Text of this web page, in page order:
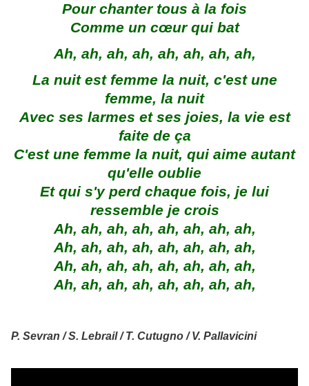
Pour chanter tous à la fois
Comme un cœur qui bat
Ah, ah, ah, ah, ah, ah, ah, ah,
La nuit est femme la nuit, c'est une
femme, la nuit
Avec ses larmes et ses joies, la vie est
faite de ça
C'est une femme la nuit, qui aime autant
qu'elle oublie
Et qui s'y perd chaque fois, je lui
ressemble je crois
Ah, ah, ah, ah, ah, ah, ah, ah,
Ah, ah, ah, ah, ah, ah, ah, ah,
Ah, ah, ah, ah, ah, ah, ah, ah,
Ah, ah, ah, ah, ah, ah, ah, ah,
P. Sevran / S. Lebrail / T. Cutugno / V. Pallavicini